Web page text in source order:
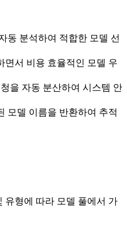
동 분석하여 적합한 모델 선
면서 비용 효율적인 모델 우
을 자동 분산하여 시스템 안
모델 이름을 반환하여 추적
유형에 따라 모델 풀에서 가